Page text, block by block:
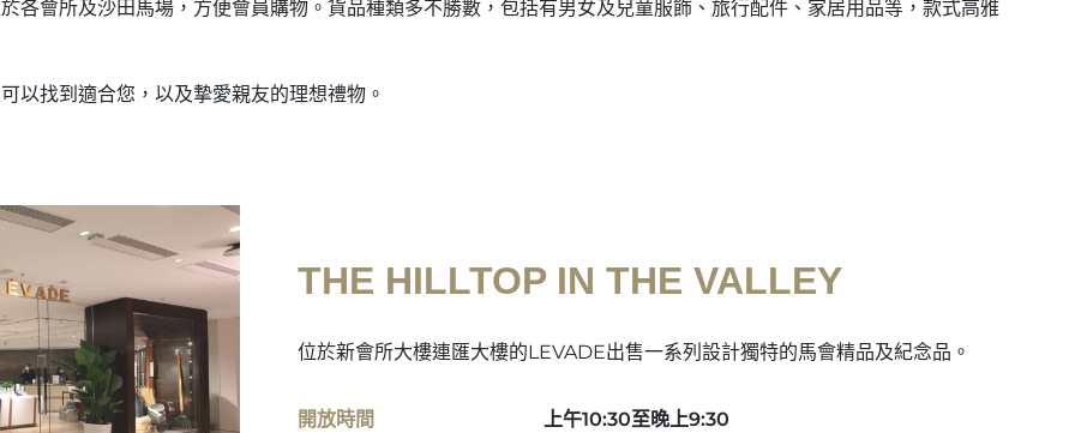
各會所及沙田馬場，方便會員購物。貨品種類多不勝數，包括有男女及兒童服飾、旅行配件、家居用品等，款式高雅
以找到適合您，以及摯愛親友的理想禮物。
THE HILLTOP IN THE VALLEY
位於新會所大樓連匯大樓的LEVADE出售一系列設計獨特的馬會精品及紀念品。
開放時間 上午10:30至晚上9:30